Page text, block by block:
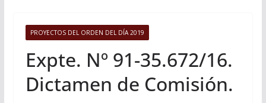
PROYECTOS DEL ORDEN DEL DÍA 2019
Expte. Nº 91-35.672/16.
Dictamen de Comisión.